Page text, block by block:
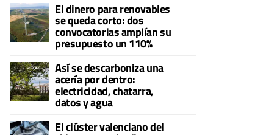
El dinero para renovables
se queda corto: dos
convocatorias amplían su
presupuesto un 110%
Así se descarboniza una
acería por dentro:
electricidad, chatarra,
datos y agua
El clúster valenciano del